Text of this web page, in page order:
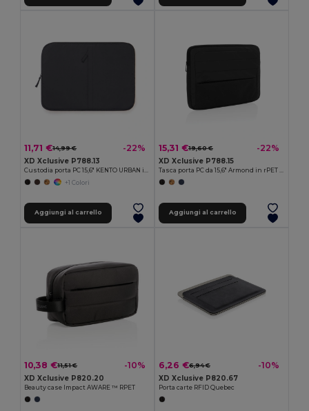
11,71 €14,99 € -22%
XD Xclusive P788.13
+1 Colori
Aggiungi al carrello
15,31 €19,60 € -22%
XD Xclusive P788.15
Aggiungi al carrello
10,38 €11,51 € -10%
XD Xclusive P820.20
Beauty case Impact AWARE ™ RPET
6,26 €6,94 € -10%
XD Xclusive P820.67
Porta carte RFID Quebec